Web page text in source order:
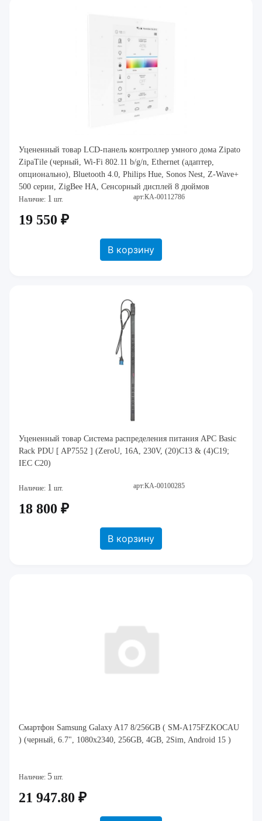
Уцененный товар LCD-панель контроллер умного дома Zipato
ZipaTile (черный, Wi-Fi 802.11 b/g/n, Ethernet (адаптер,
опционально), Bluetooth 4.0, Philips Hue, Sonos Nest, Z-Wave+
500 серии, ZigBee HA, Сенсорный дисплей 8 дюймов
(800х1280), блок питания, акб
Наличие: 1 шт. арт:КА-00112786
19 550 ₽
В корзину
Уцененный товар Система распределения питания APC Basic
Rack PDU [ AP7552 ] (ZeroU, 16A, 230V, (20)C13 & (4)C19;
IEC C20)
Наличие: 1 шт. арт:КА-00100285
18 800 ₽
В корзину
Смартфон Samsung Galaxy A17 8/256GB ( SM-A175FZKOCAU
) (черный, 6.7", 1080x2340, 256GB, 4GB, 2Sim, Android 15 )
Наличие: 5 шт.
21 947.80 ₽